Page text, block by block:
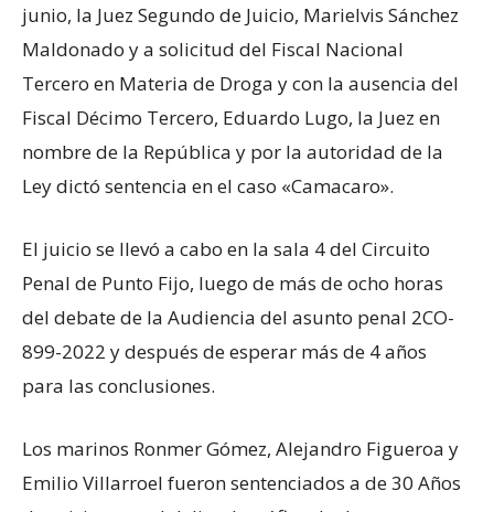
junio, la Juez Segundo de Juicio, Marielvis Sánchez
Maldonado y a solicitud del Fiscal Nacional
Tercero en Materia de Droga y con la ausencia del
Fiscal Décimo Tercero, Eduardo Lugo, la Juez en
nombre de la República y por la autoridad de la
Ley dictó sentencia en el caso «Camacaro».
El juicio se llevó a cabo en la sala 4 del Circuito
Penal de Punto Fijo, luego de más de ocho horas
del debate de la Audiencia del asunto penal 2CO-
899-2022 y después de esperar más de 4 años
para las conclusiones.
Los marinos Ronmer Gómez, Alejandro Figueroa y
Emilio Villarroel fueron sentenciados a de 30 Años